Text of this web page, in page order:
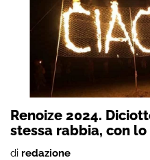
Renoize 2024.
stessa rabbia, con
di redazione